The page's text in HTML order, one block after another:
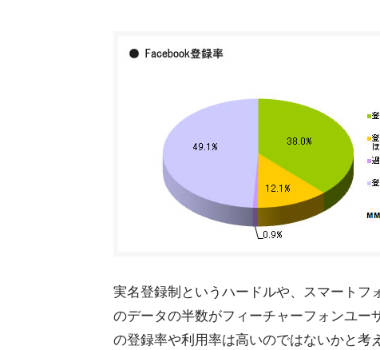
実名登録制というハードルや、スマートフ
のデータの半数がフィーチャーフォンユー
の登録率や利用率は高いのではないかと考